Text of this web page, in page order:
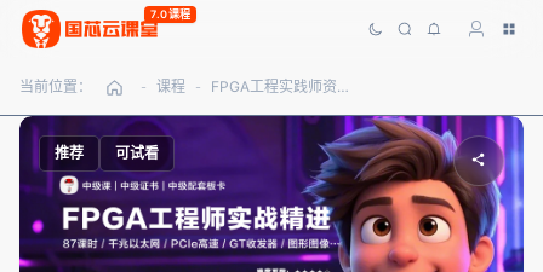
7.0课程
当前位置： - 课程 - FPGA工程实践师资培训精进课程（送板卡+证书）
推荐 可试看